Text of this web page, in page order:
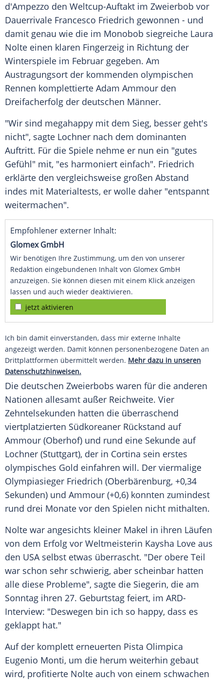
d'Ampezzo den Weltcup-Auftakt im Zweierbob vor
Dauerrivale Francesco Friedrich gewonnen - und
damit genau wie die im Monobob siegreiche Laura
Nolte einen klaren Fingerzeig in Richtung der
Winterspiele im Februar gegeben. Am
Austragungsort der kommenden olympischen
Rennen komplettierte Adam Ammour den
Dreifacherfolg der deutschen Männer.
"Wir sind megahappy mit dem Sieg, besser geht's
nicht", sagte Lochner nach dem dominanten
Auftritt. Für die Spiele nehme er nun ein "gutes
Gefühl" mit, "es harmoniert einfach". Friedrich
erklärte den vergleichsweise großen Abstand
indes mit Materialtests, er wolle daher "entspannt
weitermachen".
Empfohlener externer Inhalt:
Glomex GmbH
Wir benötigen Ihre Zustimmung, um den von unserer
Redaktion eingebundenen Inhalt von Glomex GmbH
anzuzeigen. Sie können diesen mit einem Klick anzeigen
lassen und auch wieder deaktivieren.
jetzt aktivieren
Ich bin damit einverstanden, dass mir externe Inhalte
angezeigt werden. Damit können personenbezogene Daten an
Drittplattformen übermittelt werden. Mehr dazu in unseren
Datenschutzhinweisen.
Die deutschen Zweierbobs waren für die anderen
Nationen allesamt außer Reichweite. Vier
Zehntelsekunden hatten die überraschend
viertplatzierten Südkoreaner Rückstand auf
Ammour (Oberhof) und rund eine Sekunde auf
Lochner (Stuttgart), der in Cortina sein erstes
olympisches Gold einfahren will. Der viermalige
Olympiasieger Friedrich (Oberbärenburg, +0,34
Sekunden) und Ammour (+0,6) konnten zumindest
rund drei Monate vor den Spielen nicht mithalten.
Nolte war angesichts kleiner Makel in ihren Läufen
von dem Erfolg vor Weltmeisterin Kaysha Love aus
den USA selbst etwas überrascht. "Der obere Teil
war schon sehr schwierig, aber scheinbar hatten
alle diese Probleme", sagte die Siegerin, die am
Sonntag ihren 27. Geburtstag feiert, im ARD-
Interview: "Deswegen bin ich so happy, dass es
geklappt hat."
Auf der komplett erneuerten Pista Olimpica
Eugenio Monti, um die herum weiterhin gebaut
wird, profitierte Nolte auch von einem schwachen